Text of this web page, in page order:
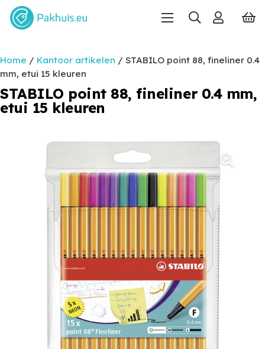
Home / Kantoor artikelen / STABILO point 88, fineliner 0.4
mm, etui 15 kleuren
STABILO point 88, fineliner 0.4 mm,
etui 15 kleuren